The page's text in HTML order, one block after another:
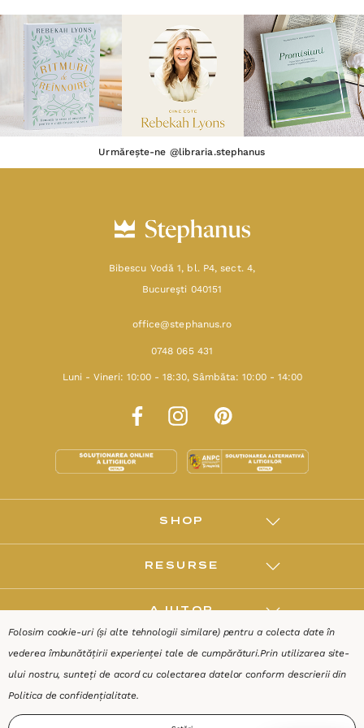
Urmărește-ne @libraria.stephanus
Bibescu Vodă 1, bl. P4, sect. 4,
Bucureşti 040151
office@stephanus.ro
0748 065 431
Luni - Vineri: 10:00 - 18:30, Sâmbăta: 10:00 - 14:00
SHOP
RESURSE
AJUTOR
DESPRE
Folosim cookie-uri (și alte tehnologii similare) pentru a colecta date în
vederea îmbunătățirii experienței tale de cumpărături.Prin utilizarea site-
ului nostru, sunteți de acord cu colectarea datelor conform descrierii din
Politica de confidențialitate.